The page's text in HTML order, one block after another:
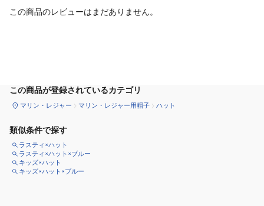
この商品のレビューはまだありません。
この商品が登録されているカテゴリ
マリン・レジャー マリン・レジャー用帽子 ハット
類似条件で探す
ラスティ×ハット
ラスティ×ハット×ブルー
キッズ×ハット
キッズ×ハット×ブルー